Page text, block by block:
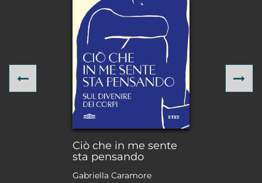
Ciò che in me sente
sta pensando
Gabriella Caramore
Previous